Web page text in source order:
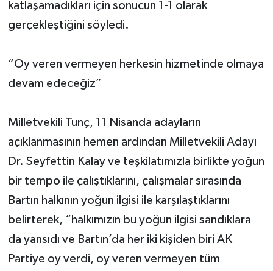
katlaşamadıkları için sonucun 1-1 olarak
gerçekleştiğini söyledi.
“Oy veren vermeyen herkesin hizmetinde olmaya
devam edeceğiz”
Milletvekili Tunç, 11 Nisanda adayların
açıklanmasının hemen ardından Milletvekili Adayı
Dr. Seyfettin Kalay ve teşkilatımızla birlikte yoğun
bir tempo ile çalıştıklarını, çalışmalar sırasında
Bartın halkının yoğun ilgisi ile karşılaştıklarını
belirterek, “halkımızın bu yoğun ilgisi sandıklara
da yansıdı ve Bartın’da her iki kişiden biri AK
Partiye oy verdi, oy veren vermeyen tüm